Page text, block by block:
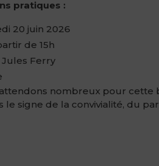
pratiques :
20 juin 2026
de 15h
Jules Ferry
nombreux pour cette
le signe de la convivialité, du